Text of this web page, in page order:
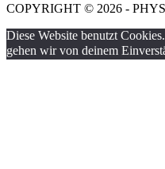
COPYRIGHT © 2026 -
Diese Website benutzt
gehen wir von deinem